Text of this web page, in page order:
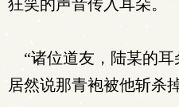
狂笑的声音传入耳朵。
“诸位道友，陆某的耳
居然说那青袍被他斩杀